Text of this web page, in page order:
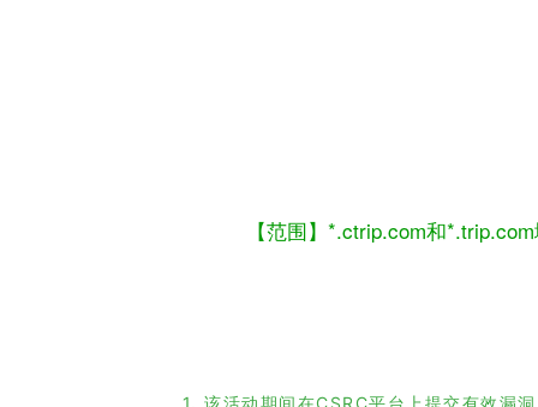
【范围】*.ctrip.com和*.trip.com域名的主页面